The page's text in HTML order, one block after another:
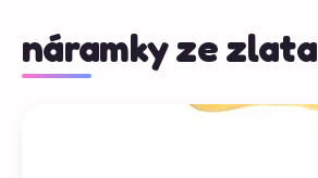
náramky ze zlata